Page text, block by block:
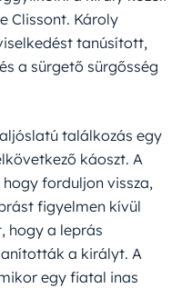
Clissont. Károly
tanúsított,
a sürgető sürgősség
találkozás egy
káoszt. A
forduljon vissza,
figyelmen kívül
hogy a leprás
a királyt. A
egy fiatal inas